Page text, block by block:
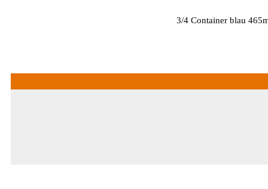
3/4 Container blau